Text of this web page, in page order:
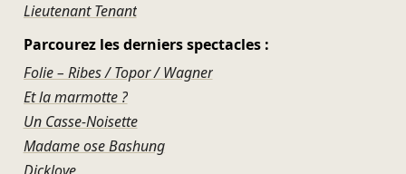
Lieutenant Tenant
Parcourez les derniers spectacles :
Folie – Ribes / Topor / Wagner
Et la marmotte ?
Un Casse-Noisette
Madame ose Bashung